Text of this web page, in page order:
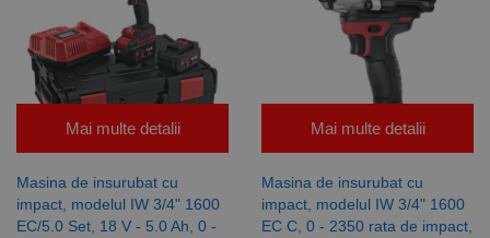
Mai multe detalii
Masina de insurubat cu
impact, modelul IW 3/4" 1600
EC/5.0 Set, 18 V - 5.0 Ah, 0 -
Mai multe detalii
Masina de insurubat cu
impact, modelul IW 3/4" 1600
EC C, 0 - 2350 rata de impact,